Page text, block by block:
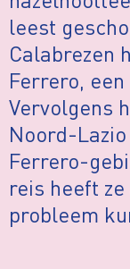
leest
Calabrezen
Ferrero,
Vervolgens
Noord-
Ferrero-
reis heeft
probleem